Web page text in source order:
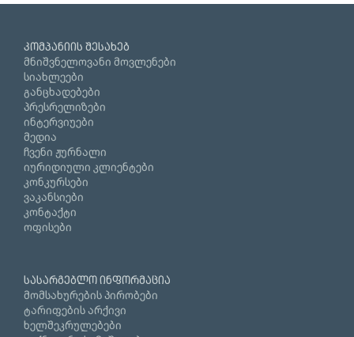
კომპანიის შესახებ
მნიშვნელოვანი მოვლენები
სიახლეები
განცხადებები
პრესრელიზები
ინტერვიუები
მედია
ჩვენი ჟურნალი
იურიდიული კლიენტები
კონკურსები
ვაკანსიები
კონტაქტი
ოფისები
სასარგებლო ინფორმაცია
მომსახურების პირობები
ტარიფების არქივი
ხელშეკრულებები